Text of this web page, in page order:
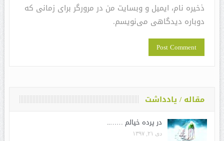
ذخیره نام، ایمیل و وبسایت من در مرورگر برای زمانی که
دوباره دیدگاهی می‌نویسم.
مقاله / یادداشت
در پرده خیالم ……..
دی ۲۱, ۱۳۹۷